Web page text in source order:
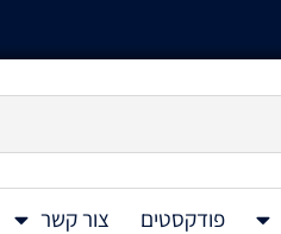
פודקסטים צור קשר